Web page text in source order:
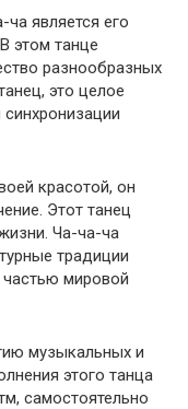
является его
этом танце
разнообразных
это целое
синхронизации
красотой, он
Этот танец
Ча-ча-ча
традиции
мировой
музыкальных и
этого танца
самостоятельно